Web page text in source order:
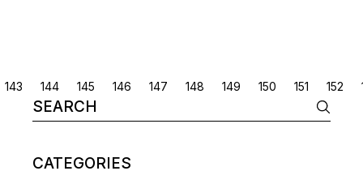
POSTS
NAVIGATION
143 144 145 146 147 148 149 150 151 152
Search
for:
CATEGORIES